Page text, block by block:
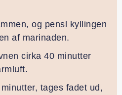
og pensl kyllingen
af marinaden.
cirka 40 minutter
tages fadet ud,